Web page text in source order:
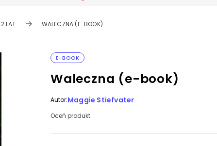
LAT WALECZNA (E-BOOK)
E-BOOK
Waleczna (e-book)
Autor:Maggie Stiefvater
Oceń produkt